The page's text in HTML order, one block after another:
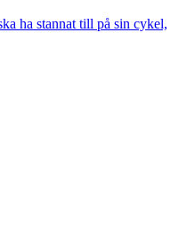
ha stannat till på sin cykel,